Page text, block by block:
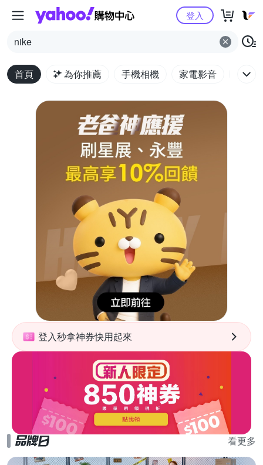
Yahoo購物中心
nike
登入
首頁 為你推薦 手機相機 家電影音 電腦
登入秒拿神券快用起來
看更多